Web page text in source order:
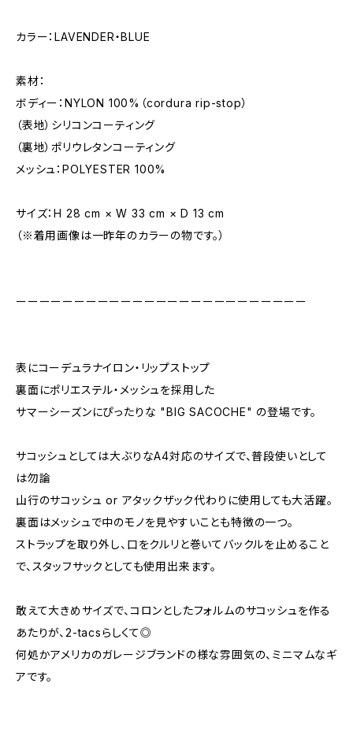
カラー：LAVENDER・BLUE
素材：
ボディー：NYLON 100%（cordura rip-stop）
（表地）シリコンコーティング
（裏地）ポリウレタンコーティング
メッシュ：POLYESTER 100%
サイズ：H 28 cm × W 33 cm × D 13 cm
（※着用画像は一昨年のカラーの物です。）
ーーーーーーーーーーーーーーーーーーーーーーーーー
表にコーデュラナイロン・リップストップ
裏面にポリエステル・メッシュを採用した
サマーシーズンにぴったりな "BIG SACOCHE" の登場です。
サコッシュとしては大ぶりなA4対応のサイズで、普段使いとして
は勿論
山行のサコッシュ or アタックザック代わりに使用しても大活躍。
裏面はメッシュで中のモノを見やすいことも特徴の一つ。
ストラップを取り外し、口をクルリと巻いてバックルを止めること
で、スタッフサックとしても使用出来ます。
敢えて大きめサイズで、コロンとしたフォルムのサコッシュを作る
あたりが、2-tacsらしくて◎
何処かアメリカのガレージブランドの様な雰囲気の、ミニマムなギ
アです。